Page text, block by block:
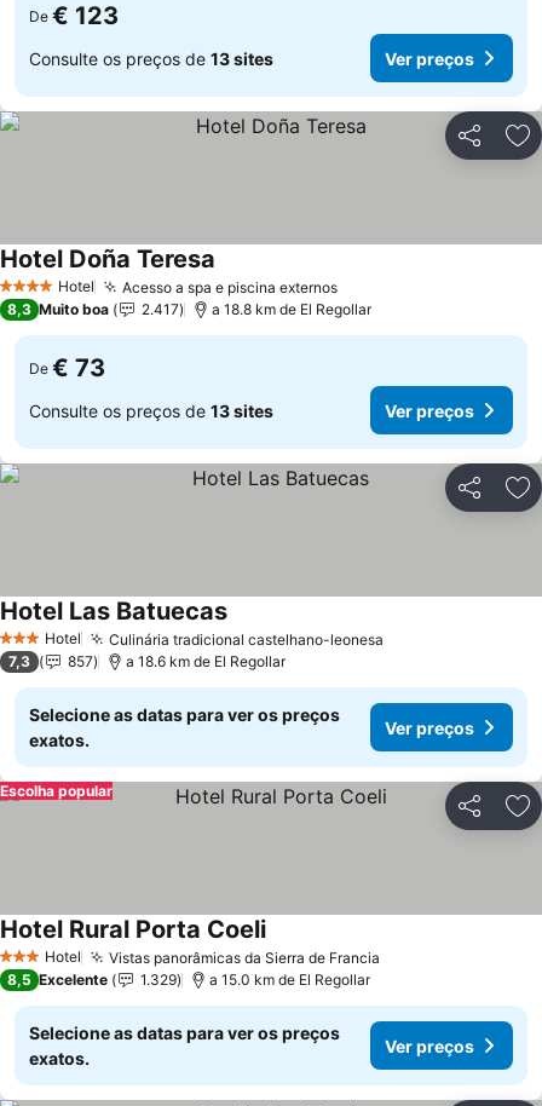
De € 123
Consulte os preços de 13 sites Ver preços
Partilhar
4 EstrelasHotel Acesso a spa e piscina externosVer preços
Hotel Doña Teresa
8,3 Muito boa 2.417 a 18.8 km de El Regollar
De € 73
Consulte os preços de 13 sites Ver preços
Partilhar
3 EstrelasHotel Culinária tradicional castelhano-leonesa
Hotel Las BatuecasVer preços
7,3 857 a 18.6 km de El Regollar
Selecione as datas para ver os preços
exatos.
Ver preços
Partilhar
Escolha popular
3 EstrelasHotel Vistas panorâmicas da Sierra de Francia
Hotel Rural Porta CoeliVer preços
8,5 Excelente 1.329 a 15.0 km de El Regollar
Selecione as datas para ver os preços
exatos.
Ver preços